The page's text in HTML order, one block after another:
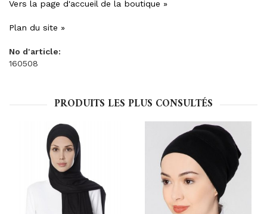
Vers la page d'accueil de la boutique »
Plan du site »
No d'article:
160508
PRODUITS LES PLUS CONSULTÉS